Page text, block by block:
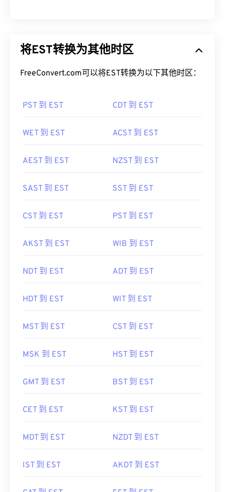
将EST转换为其他时区
FreeConvert.com可以将EST转换为以下其他时区：
PST 到 EST CDT 到 EST
WET 到 EST ACST 到 EST
AEST 到 EST NZST 到 EST
SAST 到 EST SST 到 EST
CST 到 EST PST 到 EST
AKST 到 EST WIB 到 EST
NDT 到 EST ADT 到 EST
HDT 到 EST WIT 到 EST
MST 到 EST CST 到 EST
MSK 到 EST HST 到 EST
GMT 到 EST BST 到 EST
CET 到 EST KST 到 EST
MDT 到 EST NZDT 到 EST
IST 到 EST AKDT 到 EST